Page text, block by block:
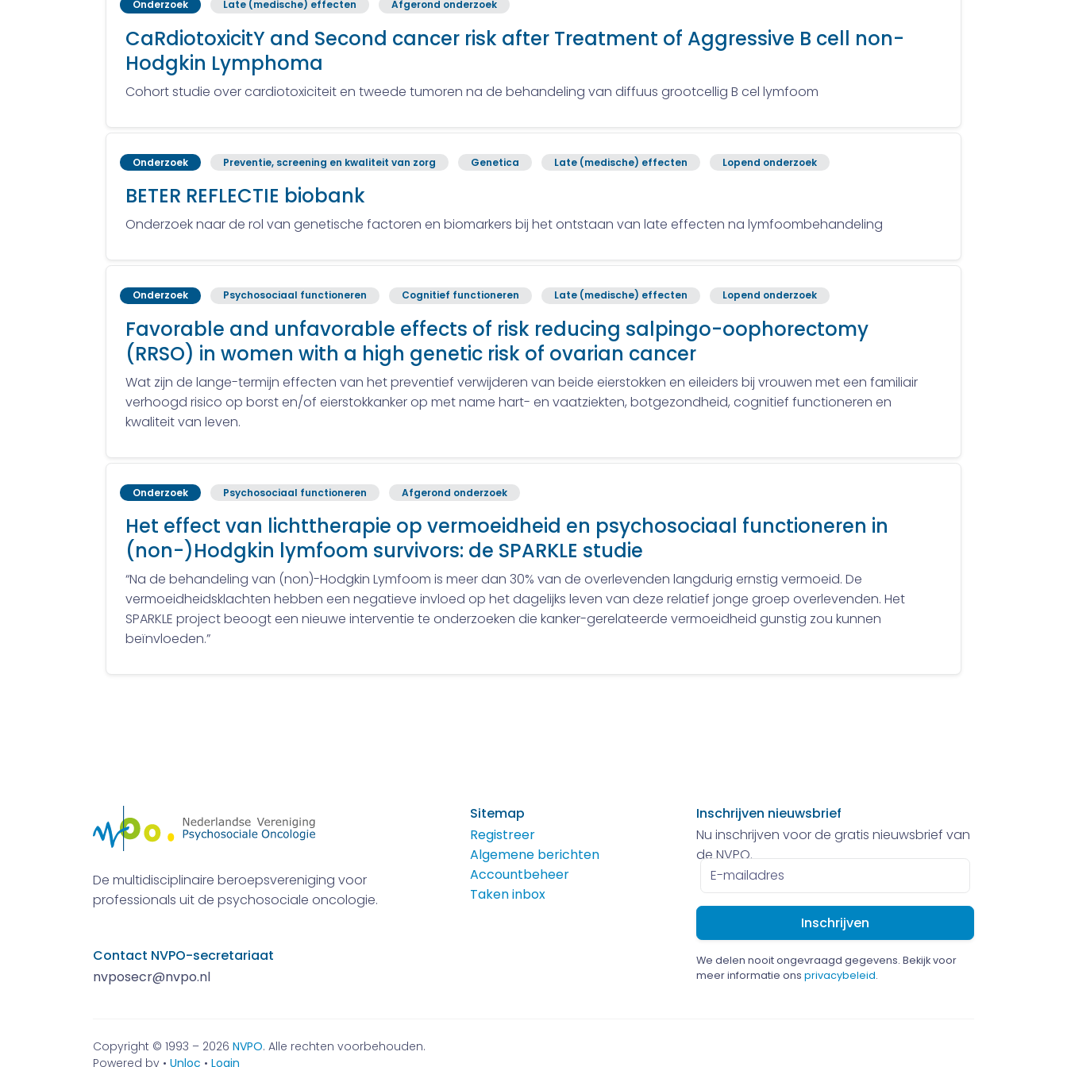
Onderzoek Late (medische) effecten Afgerond onderzoek
CaRdiotoxicitY and Second cancer risk after Treatment of Aggressive B cell non-
Hodgkin Lymphoma
Cohort studie over cardiotoxiciteit en tweede tumoren na de behandeling van diffuus grootcellig B cel lymfoom
Onderzoek Preventie, screening en kwaliteit van zorg Genetica Late (medische) effecten Lopend onderzoek
BETER REFLECTIE biobank
Onderzoek naar de rol van genetische factoren en biomarkers bij het ontstaan van late effecten na lymfoombehandeling
Onderzoek Psychosociaal functioneren Cognitief functioneren Late (medische) effecten Lopend onderzoek
Favorable and unfavorable effects of risk reducing salpingo-oophorectomy
(RRSO) in women with a high genetic risk of ovarian cancer
Wat zijn de lange-termijn effecten van het preventief verwijderen van beide eierstokken en eileiders bij vrouwen met een familiair
verhoogd risico op borst en/of eierstokkanker op met name hart- en vaatziekten, botgezondheid, cognitief functioneren en
kwaliteit van leven.
Onderzoek Psychosociaal functioneren Afgerond onderzoek
Het effect van lichttherapie op vermoeidheid en psychosociaal functioneren in
(non-)Hodgkin lymfoom survivors: de SPARKLE studie
“Na de behandeling van (non)-Hodgkin Lymfoom is meer dan 30% van de overlevenden langdurig ernstig vermoeid. De
vermoeidheidsklachten hebben een negatieve invloed op het dagelijks leven van deze relatief jonge groep overlevenden. Het
SPARKLE project beoogt een nieuwe interventie te onderzoeken die kanker-gerelateerde vermoeidheid gunstig zou kunnen
beïnvloeden.”
De multidisciplinaire beroepsvereniging voor
professionals uit de psychosociale oncologie.
Contact NVPO-secretariaat
nvposecr@nvpo.nl
Sitemap
Registreer
Algemene berichten
Accountbeheer
Taken inbox
Inschrijven nieuwsbrief
Nu inschrijven voor de gratis nieuwsbrief van
de NVPO.
E-
mailadres
We delen nooit ongevraagd gegevens. Bekijk voor
meer informatie ons privacybeleid.
Copyright © 1993 – 2026 NVPO. Alle rechten voorbehouden.
Powered by • Unloc • Login